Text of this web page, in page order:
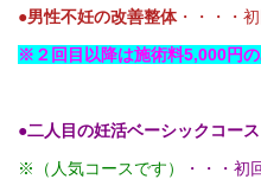
●男性不妊の改善整体・・・・
※２回目以降は施術料5,000円
●二人目の妊活ベーシックコース
※（人気コースです）
・・・